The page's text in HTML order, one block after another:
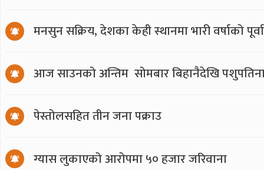
मनसुन सक्रिय, देशका केही स्थानमा भारी वर्षाको
आज साउनको अन्तिम सोमबार बिहानैदेखि
पेस्तोलसहित तीन जना पक्राउ
ग्यास लुकाएको आरोपमा ५० हजार जरिवाना